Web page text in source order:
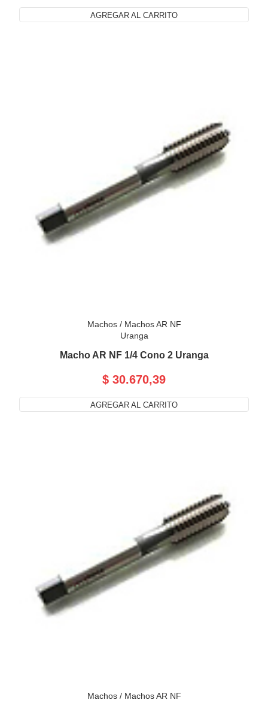
AGREGAR AL CARRITO
Machos/ Machos AR NF
Uranga
Macho AR NF 1/4 Cono 2 Uranga
$ 30.670,39
AGREGAR AL CARRITO
Machos/ Machos AR NF